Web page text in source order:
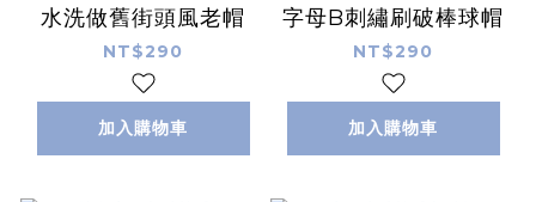
水洗做舊街頭風老帽
NT$290
加入購物車
字母B刺繡刷破棒球帽
NT$290
加入購物車